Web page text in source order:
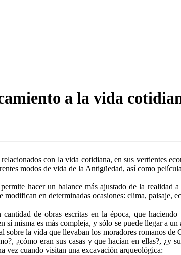
a la vida
con la vida cotidiana, en sus vertientes
modos de vida de la Antigüedad, así como
hacer un balance más ajustado de la
en determinadas ocasiones: clima, paisaje,
de obras escritas en la época, que
misma es más compleja, y sólo se puede llegar a
sobre la vida que llevaban los moradores romanos
¿cómo eran sus casas y que hacían en ellas?, ¿y
vez cuando visitan una excavación arqueológica: